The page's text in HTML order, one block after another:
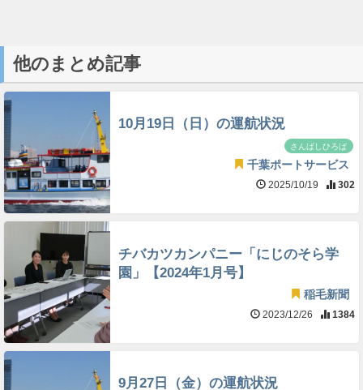
他のまとめ記事
10月19日（日）の運航状況
さんばしひろば
千葉ポートサービス
2025/10/19 302
チバカツカンパニー「にじのそら学
園」【2024年1月号】
稲毛新聞
2023/12/26 1384
9月27日（金）の運航状況